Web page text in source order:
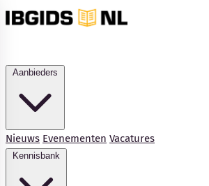
Nieuws Evenementen Vacatures